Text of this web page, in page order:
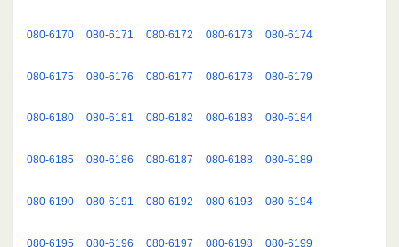
080-6170 080-6171 080-6172 080-6173 080-6174
080-6175 080-6176 080-6177 080-6178 080-6179
080-6180 080-6181 080-6182 080-6183 080-6184
080-6185 080-6186 080-6187 080-6188 080-6189
080-6190 080-6191 080-6192 080-6193 080-6194
080-6195 080-6196 080-6197 080-6198 080-6199